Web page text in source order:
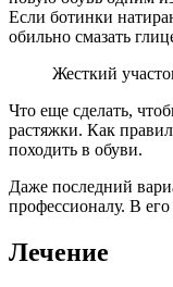
Если ботинки
обильно смазать
Жесткий
Что еще сделать,
растяжки. Как
походить в обуви.
Даже последний
профессионалу. В
Лечение